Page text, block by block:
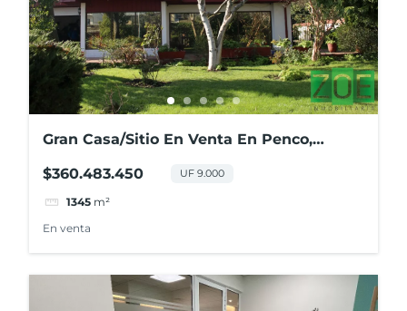
Gran Casa/Sitio En Venta En Penco,
$360.483.450 UF 9.000
1345 m²
En venta